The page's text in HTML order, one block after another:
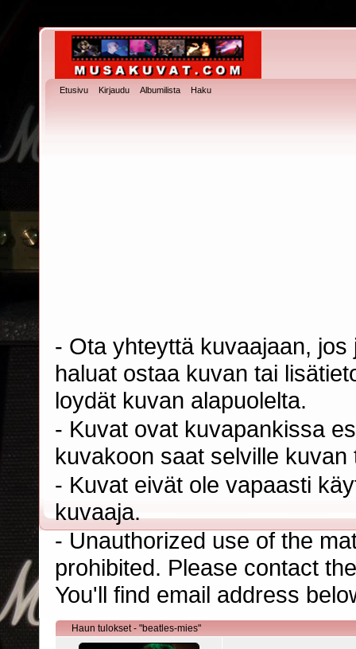
Etusivu Kirjaudu Albumilista Haku
- Ota yhteyttä kuvaajaan,
haluat ostaa kuvan tai
loydät kuvan alapuolelta.
- Kuvat ovat kuvapankissa
kuvakoon saat selville
- Kuvat eivät ole vapaasti
kuvaaja.
- Unauthorized use of the
prohibited. Please contact
You'll find email address
Haun tulokset - "beatles-mies"